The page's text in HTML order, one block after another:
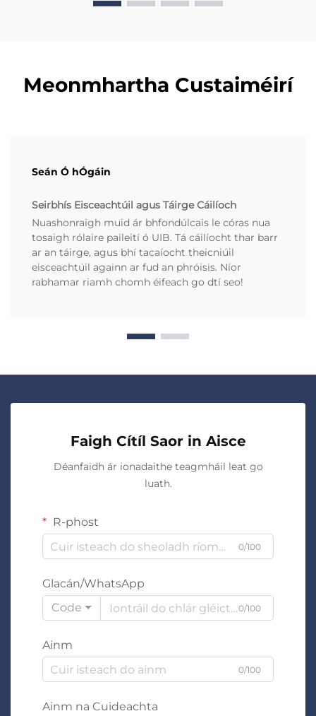
Meonmhartha Custaiméirí
Seán Ó hÓgáin
Seirbhís Eisceachtúil agus Táirge Cáilíoch
Nuashonraigh muid ár bhfondúlcais le córas nua
tosaigh rólaire paileití ó UIB. Tá cáilíocht thar barr
ar an táirge, agus bhí tacaíocht theicniúil
eisceachtúil againn ar fud an phróisis. Níor
rabhamar riamh chomh éifeach go dtí seo!
Faigh Cítíl Saor in Aisce
Déanfaidh ár ionadaithe teagmháil leat go
luath.
R-phost
0/100
Glacán/WhatsApp
Code
0/100
Ainm
0/100
Ainm na Cuideachta